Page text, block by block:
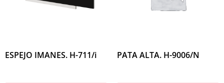
ESPEJO IMANES. H-711/i PATA ALTA. H-9006/N